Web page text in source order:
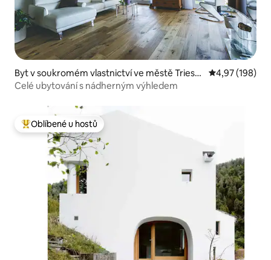
Byt v soukromém vlastnictví ve městě Triese
nberg
Průměrné
4,97 (198)
Celé ubytování s nádherným výhledem
Nejlepší v kategorii Oblíbené u hostů
Oblíbené u hostů